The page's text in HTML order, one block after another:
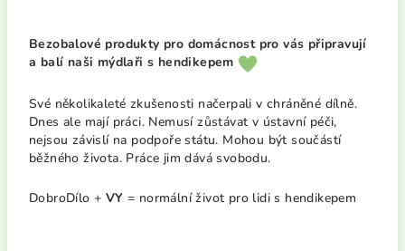
Bezobalové produkty pro domácnost pro vás připravují
a balí naši mýdlaři s hendikepem
Své několikaleté zkušenosti načerpali v chráněné dílně.
Dnes ale mají práci. Nemusí zůstávat v ústavní péči,
nejsou závislí na podpoře státu. Mohou být součástí
běžného života. Práce jim dává svobodu.
DobroDílo + VY = normální život pro lidi s hendikepem